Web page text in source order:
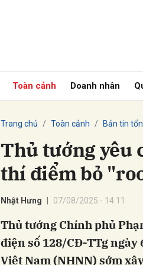
Toàn cảnh Doanh nhân
Trang chủ Toàn cảnh Bản tin
Thủ tướng yêu
thí điểm bỏ
Nhật Hưng 07/08/2025 - 14:11
Thủ tướng Chính phủ
điện số 128/CĐ-TTg ngày
Việt Nam (NHNN) sớm